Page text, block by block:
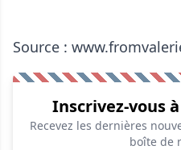
Source :
Inscrivez-vous
Recevez les dernières
boîte de